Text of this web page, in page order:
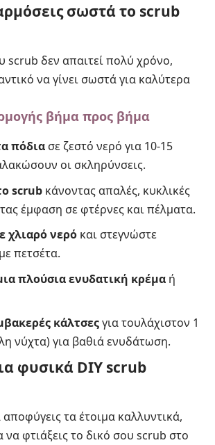
σωστά το scrub
scrub δεν απαιτεί πολύ χρόνο,
να γίνει σωστά για καλύτερα
βήμα προς βήμα
πόδια σε ζεστό νερό για 10-15
οι σκληρύνσεις.
scrub κάνοντας απαλές, κυκλικές
έμφαση σε φτέρνες και πέλματα.
χλιαρό νερό και στεγνώστε
πετσέτα.
πλούσια ενυδατική κρέμα ή
κάλτσεςγια τουλάχιστον 1
νύχτα) για βαθιά ενυδάτωση.
φυσικά DIY scrub
τα έτοιμα καλλυντικά,
να φτιάξεις το δικό σου scrub στο